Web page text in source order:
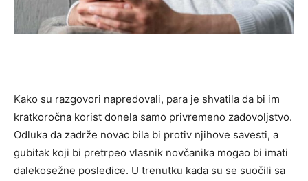
Kako su razgovori napredovali, para je shvatila da bi im
kratkoročna korist donela samo privremeno zadovoljstvo.
Odluka da zadrže novac bila bi protiv njihove savesti, a
gubitak koji bi pretrpeo vlasnik novčanika mogao bi imati
dalekosežne posledice. U trenutku kada su se suočili sa